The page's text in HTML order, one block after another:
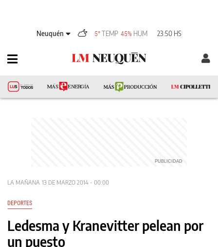
Neuquén 5°TEMP 45% HUM 23:50 HS
LA MAÑANA 13 DE MARZO 2014 - 00:00
DEPORTES
Ledesma y Kranevitter pelean por
un puesto